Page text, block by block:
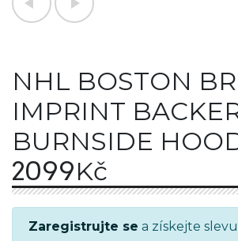
NHL BOSTON
IMPRINT
BURNSIDE
2099Kč
Zaregistrujte se a získejte slevu